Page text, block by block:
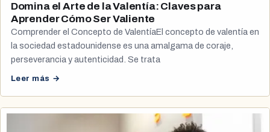
Domina el Arte de la Valentía: Claves para
Aprender Cómo Ser Valiente
Comprender el Concepto de ValentíaEl concepto de valentía en
la sociedad estadounidense es una amalgama de coraje,
perseverancia y autenticidad. Se trata
Leer más →